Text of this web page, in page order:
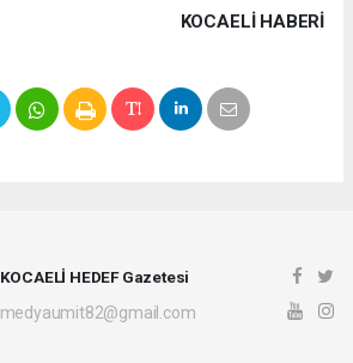
KOCAELI HABERİ
KOCAELİ HEDEF Gazetesi
medyaumit82@gmail.com